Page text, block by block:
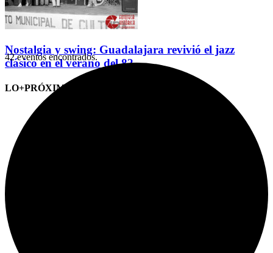
Nostalgia y swing: Guadalajara revivió el jazz
clásico en el verano del 82
LO+PRÓXIMO (CITAS)
42 eventos encontrados.